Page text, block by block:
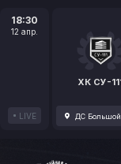
18:30
12 апр.
LIVE
ХК СУ-
ДС Большой